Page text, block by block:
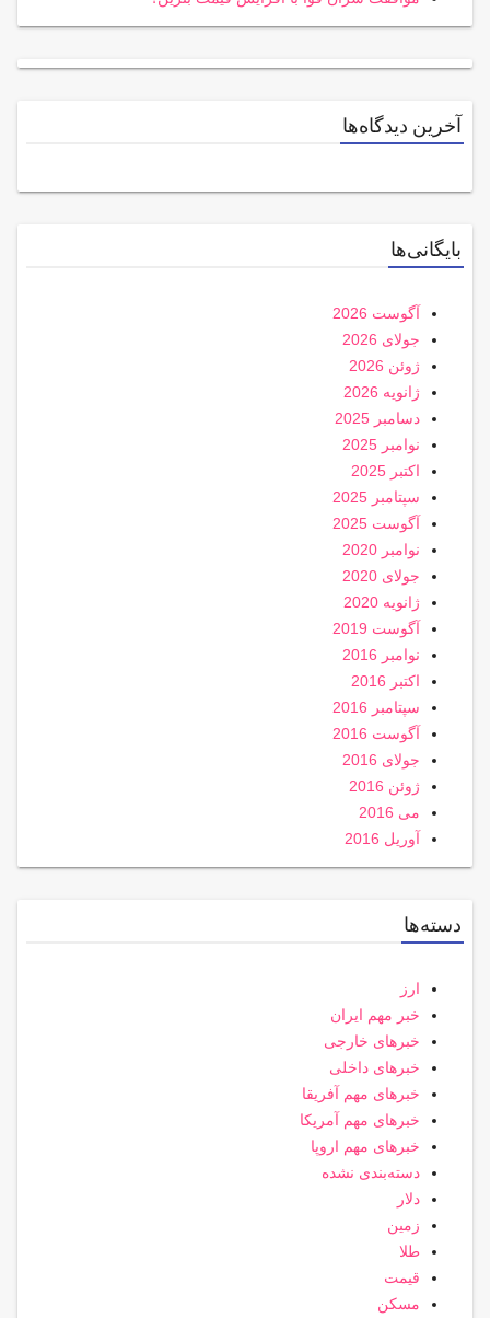
آخرین دیدگاه‌ها
بایگانی‌ها
آگوست 2026
جولای 2026
ژوئن 2026
ژانویه 2026
دسامبر 2025
نوامبر 2025
اکتبر 2025
سپتامبر 2025
آگوست 2025
نوامبر 2020
جولای 2020
ژانویه 2020
آگوست 2019
نوامبر 2016
اکتبر 2016
سپتامبر 2016
آگوست 2016
جولای 2016
ژوئن 2016
می 2016
آوریل 2016
دسته‌ها
ارز
خبر مهم ایران
خبرهای خارجی
خبرهای داخلی
خبرهای مهم آفریقا
خبرهای مهم آمریکا
خبرهای مهم اروپا
دسته‌بندی نشده
دلار
زمین
طلا
قیمت
مسکن